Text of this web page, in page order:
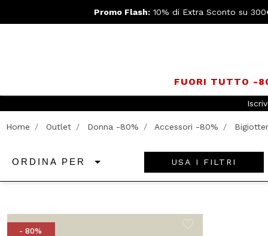
Promo Flash:10% di Extra Sconto su
FUORI TUTTO -
Home Outlet Donna -80% Accessori -80%
ORDINA PER USA I FILTRI
- 80%